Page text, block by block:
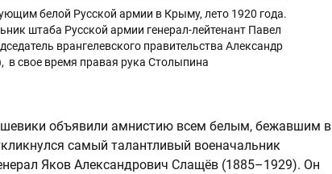
белой Русской армии в Крыму, лето 1920 года.
штаба Русской армии генерал-лейтенант Павел
врангелевского правительства Александр
свое время правая рука Столыпина
объявили амнистию всем белым, бежавшим в
самый талантливый военачальник
Яков Александрович Слащёв (1885–1929). Он